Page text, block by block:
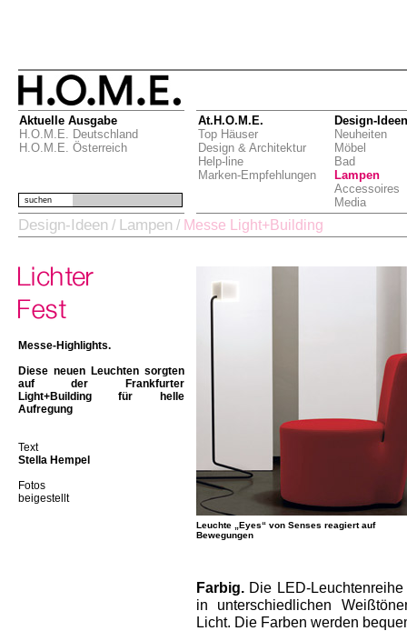
Aktuelle Ausgabe
H.O.M.E. Deutschland
H.O.M.E. Österreich
At.H.O.M.E.
Top Häuser
Design & Architektur
Help-line
Marken-Empfehlungen
Design-Ideen
Neuheiten
Möbel
Bad
Lampen
Accessoires
Media
suchen
Design-Ideen / Lampen / Messe Light+Building
Messe-Highlights.
Diese neuen Leuchten sorgten
auf der Frankfurter
Light+Building für helle
Aufregung
Text
Stella Hempel
Fotos
beigestellt
Leuchte „Eyes“ von Senses reagiert auf
Bewegungen
Farbig. Die LED-
in unterschiedlichen­
Licht. Die Farben werden